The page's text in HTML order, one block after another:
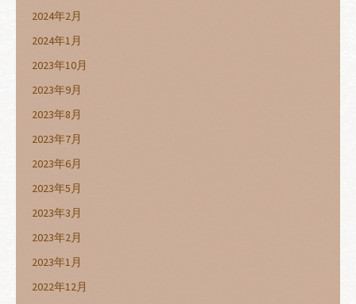
2024年2月
2024年1月
2023年10月
2023年9月
2023年8月
2023年7月
2023年6月
2023年5月
2023年3月
2023年2月
2023年1月
2022年12月